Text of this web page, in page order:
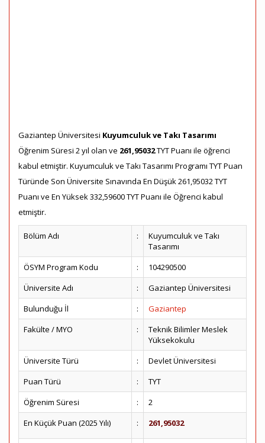
Gaziantep Üniversitesi Kuyumculuk ve Takı Tasarımı
Öğrenim Süresi 2 yıl olan ve 261,95032TYT Puanı ile öğrenci
kabul etmiştir. Kuyumculuk ve Takı Tasarımı Programı TYT Puan
Türünde Son Üniversite Sınavında En Düşük 261,95032 TYT
Puanı ve En Yüksek 332,59600 TYT Puanı ile Öğrenci kabul
etmiştir.
Bölüm Adı :
Kuyumculuk ve Takı
Tasarımı
ÖSYM Program Kodu
:
104290500
Üniversite Adı
:
Gaziantep Üniversitesi
Bulunduğu İl
:
Gaziantep
Fakülte / MYO
:
Teknik Bilimler Meslek
Yüksekokulu
Üniversite Türü
:
Devlet Üniversitesi
Puan Türü
:
TYT
Öğrenim Süresi
:
2
En Küçük Puan (2025 Yılı)
: 261,95032